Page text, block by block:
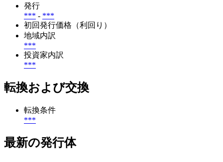
発行
*** - ***
初回発行価格（利回り）
地域内訳
***
投資家内訳
***
転換および交換
転換条件
***
最新の発行体